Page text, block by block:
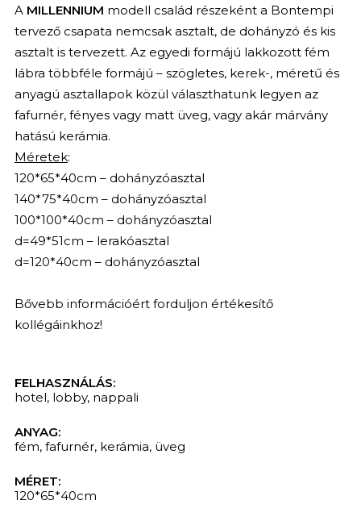
A MILLENNIUM modell család részeként a Bontempi
tervező csapata nemcsak asztalt, de dohányzó és kis
asztalt is tervezett. Az egyedi formájú lakkozott fém
lábra többféle formájú – szögletes, kerek-, méretű és
anyagú asztallapok közül választhatunk legyen az
fafurnér, fényes vagy matt üveg, vagy akár márvány
hatású kerámia.
Méretek:
120*65*40cm – dohányzóasztal
140*75*40cm – dohányzóasztal
100*100*40cm – dohányzóasztal
d=49*51cm – lerakóasztal
d=120*40cm – dohányzóasztal
Bővebb információért forduljon értékesítő
kollégáinkhoz!
FELHASZNÁLÁS:
hotel, lobby, nappali
ANYAG:
fém, fafurnér, kerámia, üveg
MÉRET:
120*65*40cm